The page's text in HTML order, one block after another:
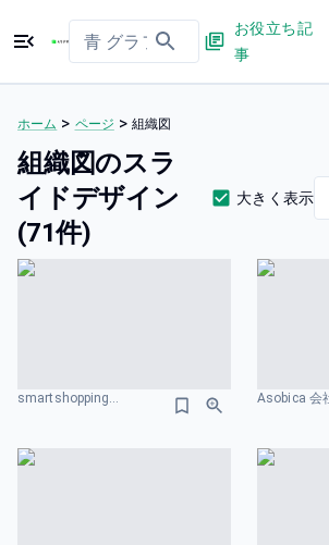
お役立ち記
事
ホーム > ページ > 組織図
組織図のスラ
イドデザイン
(71件)
大きく表示
smartshopping 会社紹介資料 組織図のスライドデザイン